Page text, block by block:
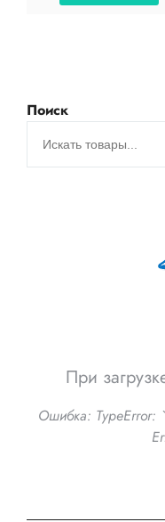
Поиск
При
Ошибка: TypeError: